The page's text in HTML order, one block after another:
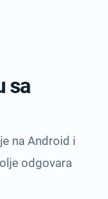
sa
na Android i
odgovara